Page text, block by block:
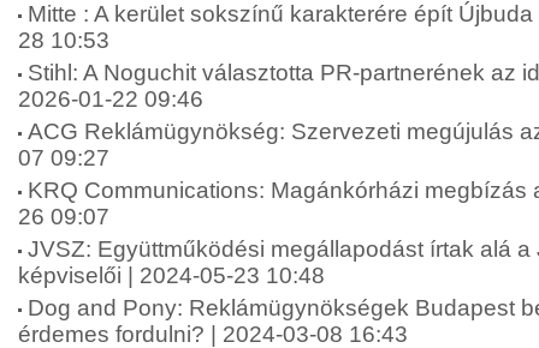
Mitte : A kerület sokszínű karakterére épít
28 10:53
Stihl: A Noguchit választotta PR-partnerének az
2026-01-22 09:46
ACG Reklámügynökség: Szervezeti megújulás
07 09:27
KRQ Communications: Magánkórházi megbízás
26 09:07
JVSZ: Együttműködési megállapodást írtak alá
képviselői | 2024-05-23 10:48
Dog and Pony: Reklámügynökségek Budapest
érdemes fordulni? | 2024-03-08 16:43